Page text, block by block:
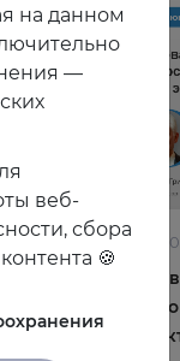
и
на данном
—
веб-
сбора
🍪